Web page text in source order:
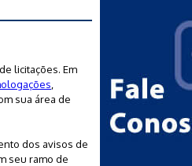
licitações. Em
sua área de
dos avisos de
seu ramo de